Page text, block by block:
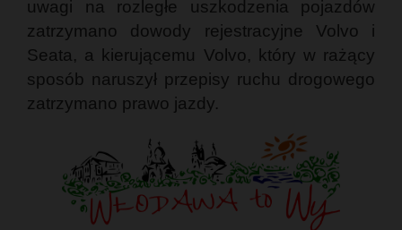
uwagi na rozległe uszkodzenia pojazdów
zatrzymano dowody rejestracyjne Volvo i
Seata, a kierującemu Volvo, który w rażący
sposób naruszył przepisy ruchu drogowego
zatrzymano prawo jazdy.